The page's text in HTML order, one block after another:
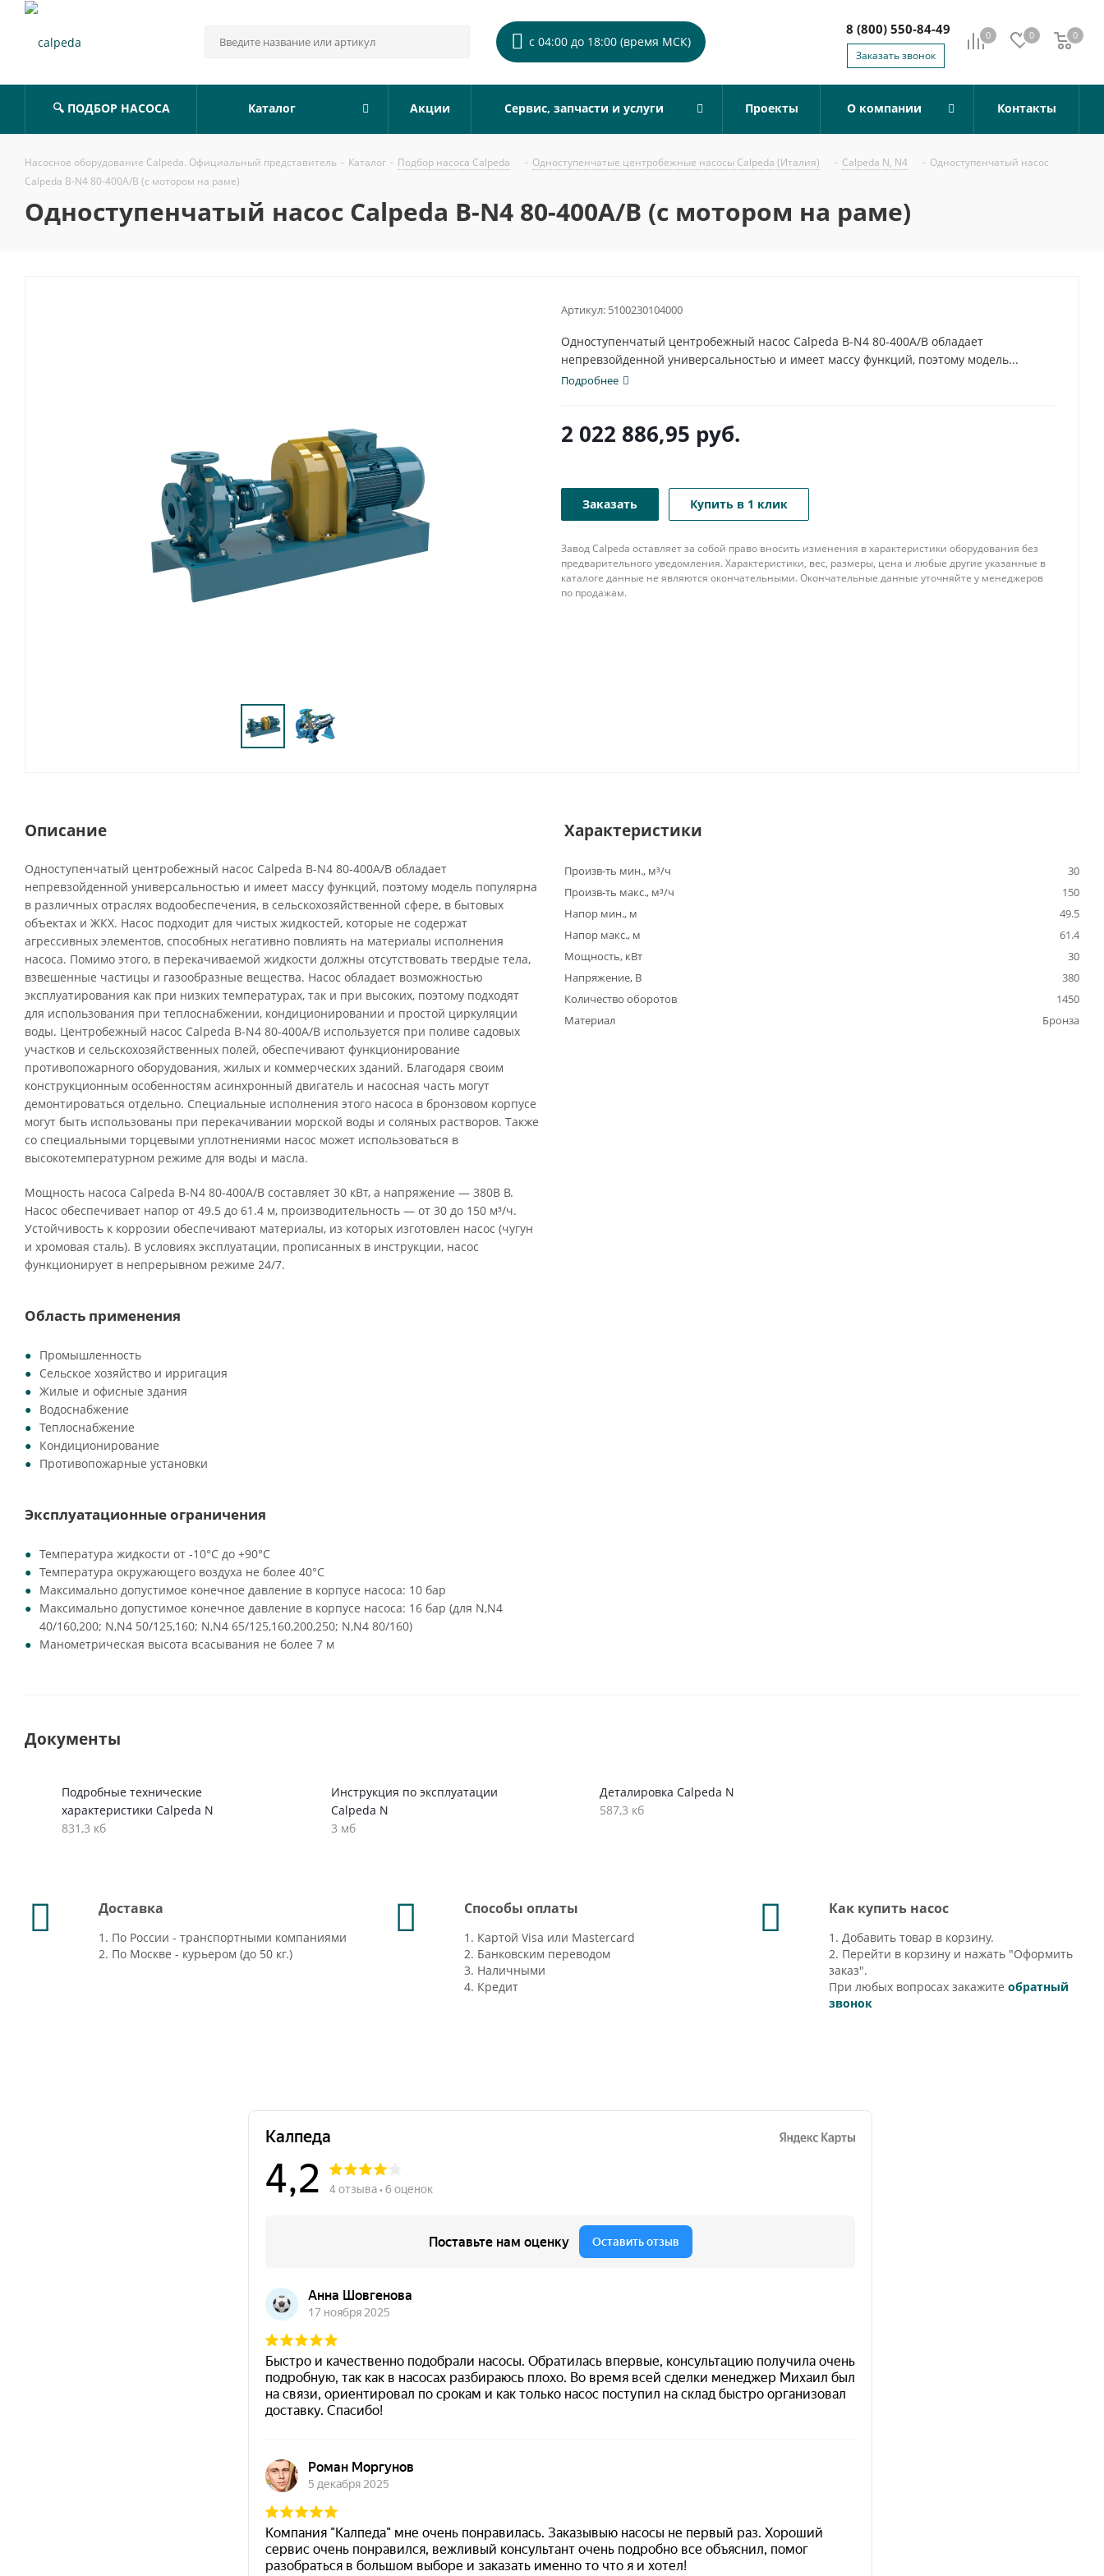
с 04:00 до 18:00 (время МСК) 0 0 0
0
8 (800) 550-84-49
Заказать звонок
🔍 ПОДБОР НАСОСА Каталог Акции Сервис, запчасти и услуги Проекты О компании Контакты
Насосное оборудование Calpeda. Официальный представитель - Каталог - Подбор насоса Calpeda - Одноступенчатые центробежные насосы Calpeda (Италия) - Calpeda N, N4 - Одноступенчатый насос
Calpeda B-N4 80-400A/B (с мотором на раме)
Одноступенчатый насос Calpeda B-N4 80-400A/B (с мотором на раме)
Артикул: 5100230104000
Одноступенчатый центробежный насос Calpeda B-N4 80-400A/B обладает
непревзойденной универсальностью и имеет массу функций, поэтому модель...
Подробнее
2 022 886,95 руб.
Заказать Купить в 1 клик
Завод Calpeda оставляет за собой право вносить изменения в характеристики оборудования без
предварительного уведомления. Характеристики, вес, размеры, цена и любые другие указанные в
каталоге данные не являются окончательными. Окончательные данные уточняйте у менеджеров
по продажам.
Описание
Одноступенчатый центробежный насос Calpeda B-N4 80-400A/B обладает
непревзойденной универсальностью и имеет массу функций, поэтому модель популярна
в различных отраслях водообеспечения, в сельскохозяйственной сфере, в бытовых
объектах и ЖКХ. Насос подходит для чистых жидкостей, которые не содержат
агрессивных элементов, способных негативно повлиять на материалы исполнения
насоса. Помимо этого, в перекачиваемой жидкости должны отсутствовать твердые тела,
взвешенные частицы и газообразные вещества. Насос обладает возможностью
эксплуатирования как при низких температурах, так и при высоких, поэтому подходят
для использования при теплоснабжении, кондиционировании и простой циркуляции
воды. Центробежный насос Calpeda B-N4 80-400A/B используется при поливе садовых
участков и сельскохозяйственных полей, обеспечивают функционирование
противопожарного оборудования, жилых и коммерческих зданий. Благодаря своим
конструкционным особенностям асинхронный двигатель и насосная часть могут
демонтироваться отдельно. Специальные исполнения этого насоса в бронзовом корпусе
могут быть использованы при перекачивании морской воды и соляных растворов. Также
со специальными торцевыми уплотнениями насос может использоваться в
высокотемпературном режиме для воды и масла.
Мощность насоса Calpeda B-N4 80-400A/B составляет 30 кВт, а напряжение — 380В В.
Насос обеспечивает напор от 49.5 до 61.4 м, производительность — от 30 до 150 м³/ч.
Устойчивость к коррозии обеспечивают материалы, из которых изготовлен насос (чугун
и хромовая сталь). В условиях эксплуатации, прописанных в инструкции, насос
функционирует в непрерывном режиме 24/7.
Область применения
Промышленность
Сельское хозяйство и ирригация
Жилые и офисные здания
Водоснабжение
Теплоснабжение
Кондиционирование
Противопожарные установки
Эксплуатационные ограничения
Температура жидкости от -10°C до +90°C
Температура окружающего воздуха не более 40°C
Максимально допустимое конечное давление в корпусе насоса: 10 бар
Максимально допустимое конечное давление в корпусе насоса: 16 бар (для N,N4
40/160,200; N,N4 50/125,160; N,N4 65/125,160,200,250; N,N4 80/160)
Манометрическая высота всасывания не более 7 м
Характеристики
Произв-ть мин., м³/ч
30
Произв-ть макс., м³/ч
150
Напор мин., м
49.5
Напор макс., м
61.4
Мощность, кВт
30
Напряжение, В
380
Количество оборотов
1450
Материал
Бронза
Документы
Подробные технические
характеристики Calpeda N
831,3 кб
Инструкция по эксплуатации
Calpeda N
3 мб
Деталировка Calpeda N
587,3 кб
Доставка
1. По России - транспортными компаниями
2. По Москве - курьером (до 50 кг.)
Способы оплаты
1. Картой Visa или Mastercard
2. Банковским переводом
3. Наличными
4. Кредит
Как купить насос
1. Добавить товар в корзину.
2. Перейти в корзину и нажать "Оформить
заказ".
При любых вопросах закажитеобратный
звонок